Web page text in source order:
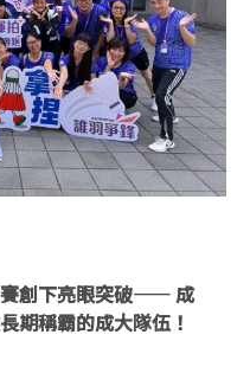
創下亮眼突破—— 成
期稱霸的成大隊伍！